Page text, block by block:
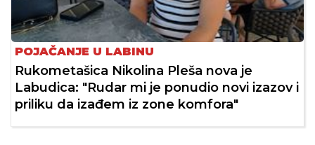
POJAČANJE U LABINU
Rukometašica Nikolina Pleša nova je
Labudica: "Rudar mi je ponudio novi izazov i
priliku da izađem iz zone komfora"